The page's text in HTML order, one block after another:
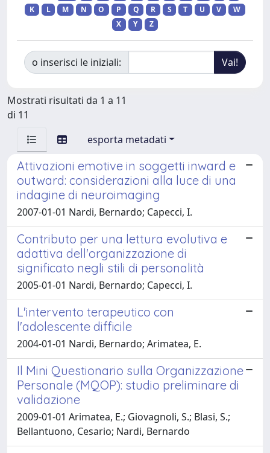
K
L M N O P Q R S T U V
W
X
Y Z
o inserisci le iniziali:
Mostrati risultati da 1 a 11
di 11
esporta metadati
Attivazioni emotive in soggetti inward e
outward: considerazioni alla luce di una
indagine di neuroimaging
2007-01-01 Nardi, Bernardo; Capecci, I.
Contributo per una lettura evolutiva e
adattiva dell'organizzazione di
significato negli stili di personalità
2005-01-01 Nardi, Bernardo; Capecci, I.
L'intervento terapeutico con
l'adolescente difficile
2004-01-01 Nardi, Bernardo; Arimatea, E.
Il Mini Questionario sulla Organizzazione
Personale (MQOP): studio preliminare di
validazione
2009-01-01 Arimatea, E.; Giovagnoli, S.; Blasi, S.;
Bellantuono, Cesario; Nardi, Bernardo